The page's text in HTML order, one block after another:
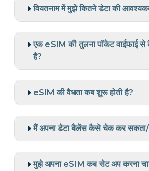
वियतनाम में मुझे कितने डेटा की
एक eSIM की तुलना पॉकेट वाईफाई
है?
eSIM की वैधता कब शुरू होती है?
मैं अपना डेटा बैलेंस कैसे चेक कर
मुझे अपना eSIM कब सेट अप करना